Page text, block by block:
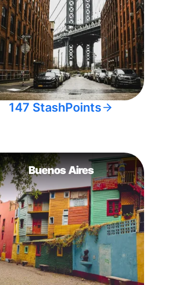
147 StashPoints
Buenos Aires